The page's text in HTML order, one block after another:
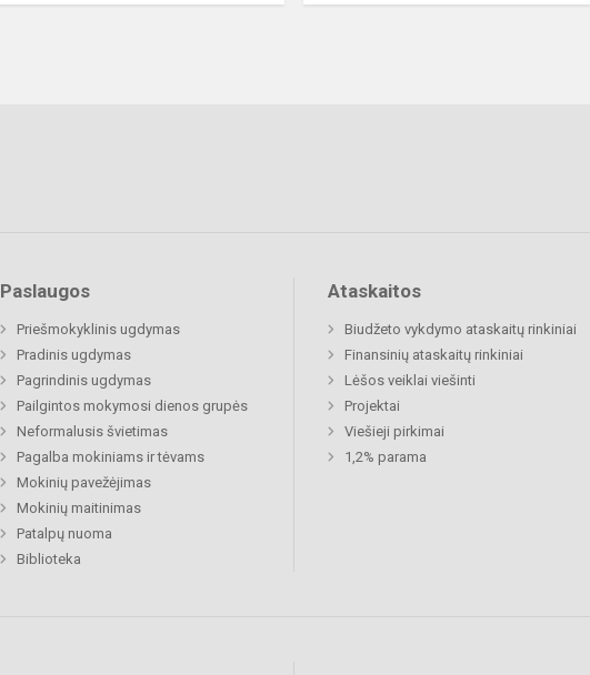
Paslaugos
Priešmokyklinis ugdymas
Pradinis ugdymas
Pagrindinis ugdymas
Pailgintos mokymosi dienos grupės
Neformalusis švietimas
Pagalba mokiniams ir tėvams
Mokinių pavežėjimas
Mokinių maitinimas
Patalpų nuoma
Biblioteka
Ataskaitos
Biudžeto vykdymo ataskaitų rinkiniai
Finansinių ataskaitų rinkiniai
Lėšos veiklai viešinti
Projektai
Viešieji pirkimai
1,2% parama